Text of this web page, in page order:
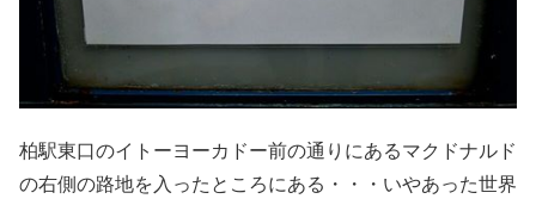
柏駅東口のイトーヨーカドー前の通りにあるマクドナルド
の右側の路地を入ったところにある・・・いやあった世界